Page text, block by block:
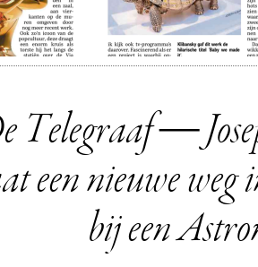
Telegraaf —
een nieuwe
bij een